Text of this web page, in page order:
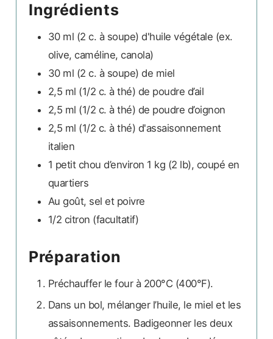
Ingrédients
30 ml (2 c. à soupe) d'huile végétale (ex.
olive, caméline, canola)
30 ml (2 c. à soupe) de miel
2,5 ml (1/2 c. à thé) de poudre d’ail
2,5 ml (1/2 c. à thé) de poudre d’oignon
2,5 ml (1/2 c. à thé) d'assaisonnement
italien
1 petit chou d’environ 1 kg (2 lb), coupé en
quartiers
Au goût, sel et poivre
1/2 citron (facultatif)
Préparation
Préchauffer le four à 200°C (400°F).
Dans un bol, mélanger l’huile, le miel et les
assaisonnements. Badigeonner les deux